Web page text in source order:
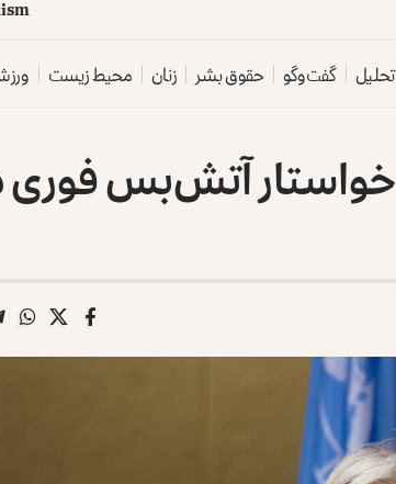
m
s
i
تحلیل گفت‌وگو حقوق بشر زنان محیط زیست
آتش‌بس فوری